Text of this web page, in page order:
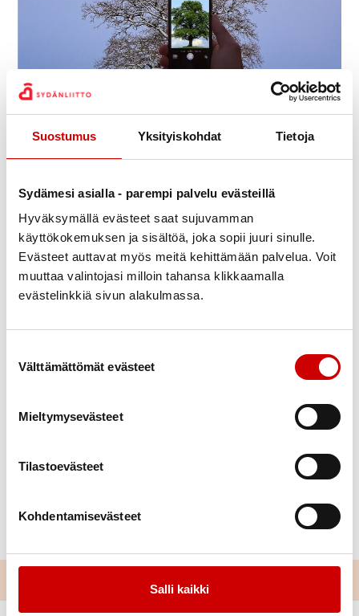
Suostumus Yksityiskohdat Tietoja
Sydämesi asialla - parempi palvelu evästeillä
Hyväksymällä evästeet saat sujuvamman
käyttökokemuksen ja sisältöä, joka sopii juuri sinulle.
Evästeet auttavat myös meitä kehittämään palvelua. Voit
muuttaa valintojasi milloin tahansa klikkaamalla
evästelinkkiä sivun alakulmassa.
Välttämättömät evästeet
Mieltymysevästeet
Tilastoevästeet
Kohdentamisevästeet
Salli kaikki
Maija-Riitta Hyöky
Julkaistu 10.1.2022
Jaa Whatsapp
Jaa Facebook
Jaa TwitterJaa Linkedin
Jaa EmailJaa Print
Digikerhomme kevätkauden aloitus siirtyy
valitettavasti jälleen. Olemme tänään saaneet
tiedon, että Kampin palvelukeskus, joka on
kokoontumispaikkamme, on muiden
palvelukeskusten tapaan suljettu ainakin 28.2.2022
Tiedotamme heti, kun kerhomme voi jälleen
turvallisesti kokoontua. Tauon aikana voisimme
harjoitella itsenäisesti älylaitteiden sujuvaa käyttöä